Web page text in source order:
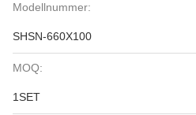
Modellnummer:
SHSN-660X100
MOQ:
1SET